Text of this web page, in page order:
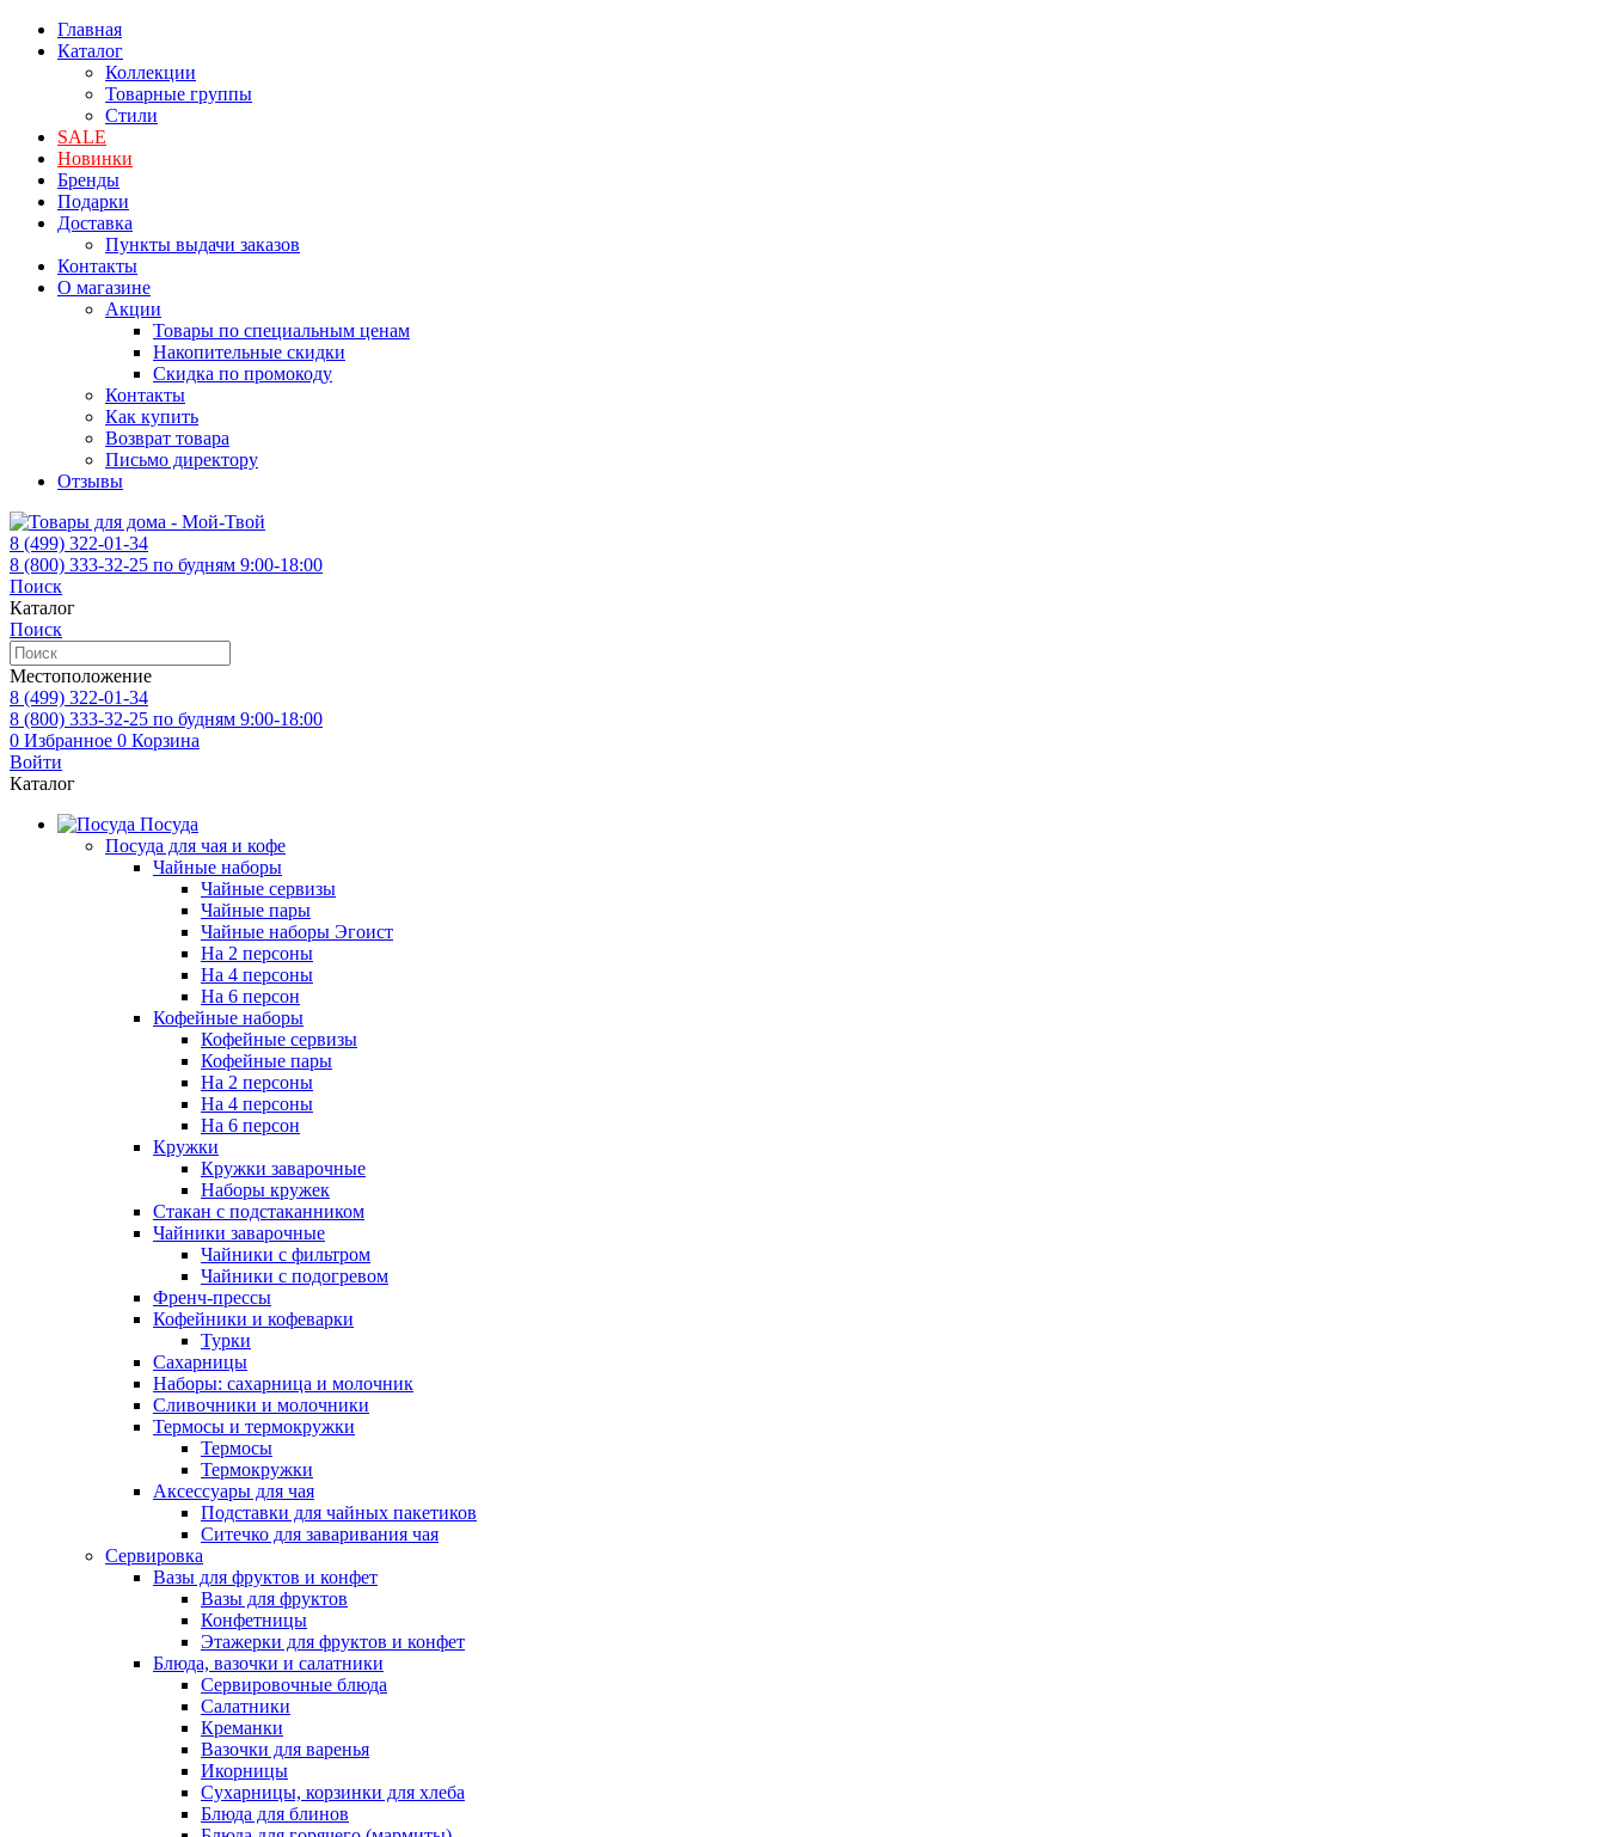
Главная
Каталог
Коллекции
Товарные группы
Стили
SALE
Новинки
Бренды
Подарки
Доставка
Пункты выдачи заказов
Контакты
О магазине
Акции
Товары по специальным ценам
Накопительные скидки
Скидка по промокоду
Контакты
Как купить
Возврат товара
Письмо директору
Отзывы
8 (499) 322-01-34
8 (800) 333-32-25 по будням 9:00-18:00
Поиск
Каталог
Поиск
Местоположение
8 (499) 322-01-34
8 (800) 333-32-25 по будням 9:00-18:00
0 Избранное 0 Корзина
Войти
Каталог
Посуда
Посуда для чая и кофе
Чайные наборы
Чайные сервизы
Чайные пары
Чайные наборы Эгоист
На 2 персоны
На 4 персоны
На 6 персон
Кофейные наборы
Кофейные сервизы
Кофейные пары
На 2 персоны
На 4 персоны
На 6 персон
Кружки
Кружки заварочные
Наборы кружек
Стакан с подстаканником
Чайники заварочные
Чайники с фильтром
Чайники с подогревом
Френч-прессы
Кофейники и кофеварки
Турки
Сахарницы
Наборы: сахарница и молочник
Сливочники и молочники
Термосы и термокружки
Термосы
Термокружки
Аксессуары для чая
Подставки для чайных пакетиков
Ситечко для заваривания чая
Сервировка
Вазы для фруктов и конфет
Вазы для фруктов
Конфетницы
Этажерки для фруктов и конфет
Блюда, вазочки и салатники
Сервировочные блюда
Салатники
Креманки
Вазочки для варенья
Икорницы
Сухарницы, корзинки для хлеба
Блюда для блинов